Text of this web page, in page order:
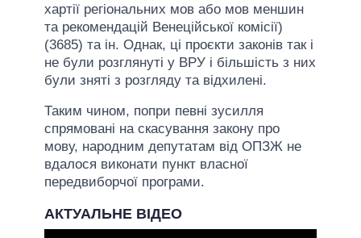
хартії регіональних мов або мов меншин
та рекомендацій Венеційської комісії)
(3685) та ін. Однак, ці проєкти законів так і
не були розглянуті у ВРУ і більшість з них
були зняті з розгляду та відхилені.
Таким чином, попри певні зусилля
спрямовані на скасування закону про
мову, народним депутатам від ОПЗЖ не
вдалося виконати пункт власної
передвиборчої програми.
АКТУАЛЬНЕ ВІДЕО